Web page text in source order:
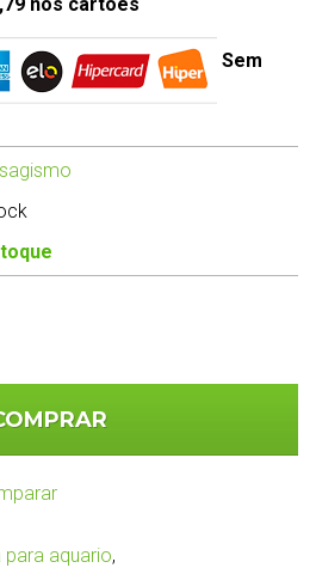
Sem
para aquario,